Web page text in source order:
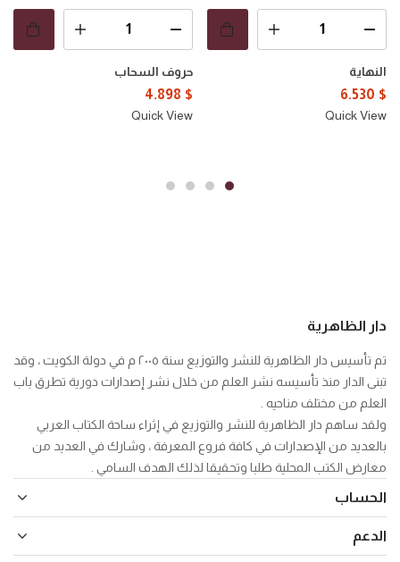
حروف السحاب
4.898 $
Quick View
النهاية
6.530 $
Quick View
دار الظاهرية
تم تأسيس دار الظاهرية للنشر والتوزيع سنة ٢٠٠٥ م في دولة الكويت ، وقد
تبنى الدار منذ تأسيسه نشر العلم من خلال نشر إصدارات دورية تطرق باب
العلم من مختلف مناحيه .
ولقد ساهم دار الظاهرية للنشر والتوزيع في إثراء ساحة الكتاب العربي
بالعديد من الإصدارات في كافة فروع المعرفة ، وشارك في العديد من
معارض الكتب المحلية طلبا وتحقيقا لذلك الهدف السامي .
الحساب
الدعم